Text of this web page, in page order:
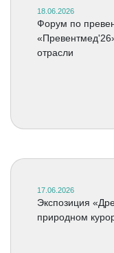
18.06.2026
Форум по
отрасли
17.06.2026
Экспозиция
природном